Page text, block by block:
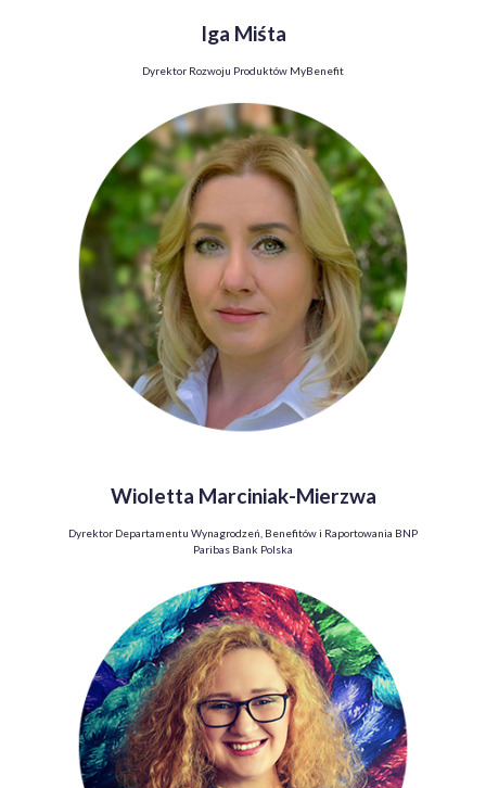
Iga Miśta
Dyrektor Rozwoju Produktów MyBenefit
Wioletta Marciniak-Mierzwa
Dyrektor Departamentu Wynagrodzeń, Benefitów i Raportowania BNP
Paribas Bank Polska